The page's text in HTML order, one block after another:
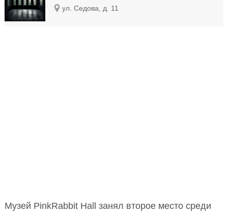
ул. Седова, д. 11
Музей PinkRabbit Hall занял второе место среди